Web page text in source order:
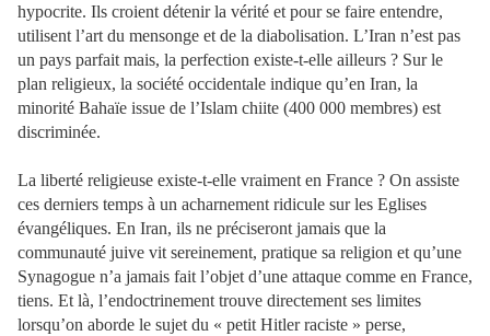
hypocrite. Ils croient détenir la vérité et pour se faire entendre,
utilisent l’art du mensonge et de la diabolisation. L’Iran n’est pas
un pays parfait mais, la perfection existe-t-elle ailleurs ? Sur le
plan religieux, la société occidentale indique qu’en Iran, la
minorité Bahaïe issue de l’Islam chiite (400 000 membres) est
discriminée.
La liberté religieuse existe-t-elle vraiment en France ? On assiste
ces derniers temps à un acharnement ridicule sur les Eglises
évangéliques. En Iran, ils ne préciseront jamais que la
communauté juive vit sereinement, pratique sa religion et qu’une
Synagogue n’a jamais fait l’objet d’une attaque comme en France,
tiens. Et là, l’endoctrinement trouve directement ses limites
lorsqu’on aborde le sujet du « petit Hitler raciste » perse,